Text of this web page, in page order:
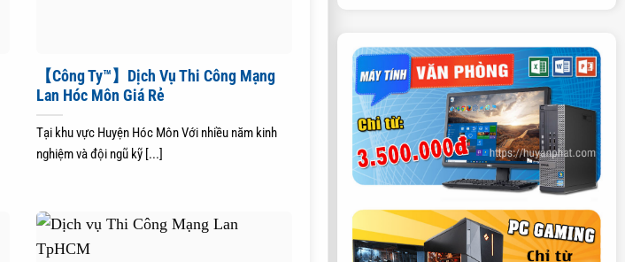
【Công Ty™】Dịch Vụ Thi Công Mạng
Lan Hóc Môn Giá Rẻ
Tại khu vực Huyện Hóc Môn Với nhiều năm kinh
nghiệm và đội ngũ kỹ [...]